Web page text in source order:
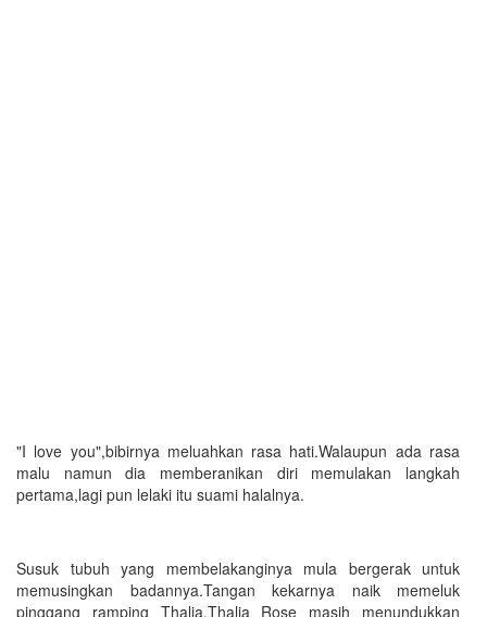
"I love you",bibirnya meluahkan rasa hati.Walaupun ada rasa
malu namun dia memberanikan diri memulakan langkah
pertama,lagi pun lelaki itu suami halalnya.
Susuk tubuh yang membelakanginya mula bergerak untuk
memusingkan badannya.Tangan kekarnya naik memeluk
pinggang ramping Thalia.Thalia Rose masih menundukkan